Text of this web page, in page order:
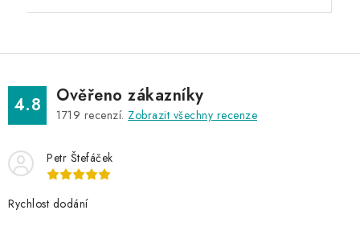
4.8 Ověřeno zákazníky
1719 recenzí. Zobrazit všechny recenze
Petr Štefáček
Rychlost dodání